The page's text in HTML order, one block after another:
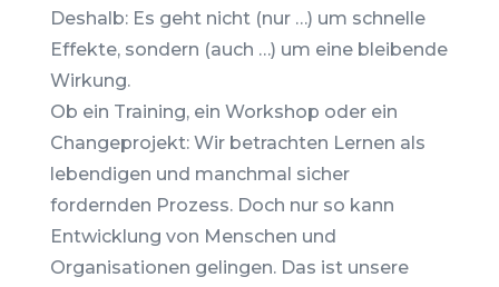
Deshalb: Es geht nicht (nur …) um schnelle
Effekte, sondern (auch …) um eine bleibende
Wirkung.
Ob ein Training, ein Workshop oder ein
Changeprojekt: Wir betrachten Lernen als
lebendigen und manchmal sicher
fordernden Prozess. Doch nur so kann
Entwicklung von Menschen und
Organisationen gelingen. Das ist unsere